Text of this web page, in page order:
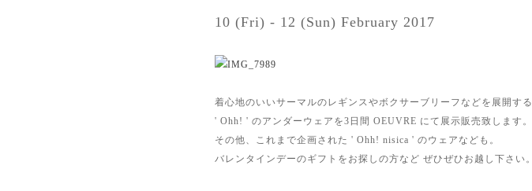
10 (Fri) - 12 (Sun) February 2017
着心地のいいサーマルのレギンスやボクサーブリーフなどを展開する
' Ohh! ' のアンダーウェアを3日間 OEUVRE にて展示販売致します。
その他、これまで企画された ' Ohh! nisica ' のウェアなども。
バレンタインデーのギフトをお探しの方など ぜひぜひお越し下さい。